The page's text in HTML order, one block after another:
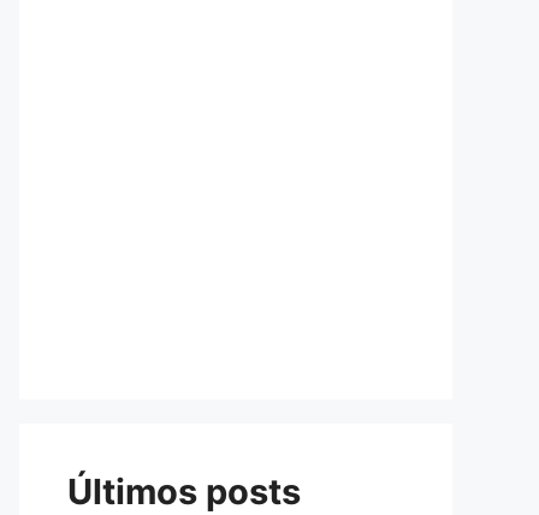
Últimos posts